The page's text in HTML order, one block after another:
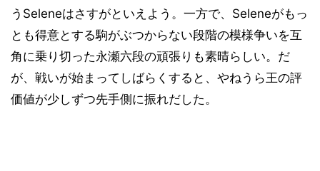
うSeleneはさすがといえよう。一方で、Seleneがもっ
とも得意とする駒がぶつからない段階の模様争いを互
角に乗り切った永瀬六段の頑張りも素晴らしい。だ
が、戦いが始まってしばらくすると、やねうら王の評
価値が少しずつ先手側に振れだした。